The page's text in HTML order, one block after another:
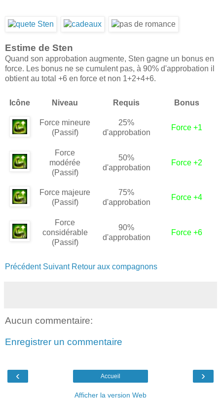
Estime de Sten
Quand son approbation augmente, Sten gagne un bonus en
force. Les bonus ne se cumulent pas, à 90% d'approbation il
obtient au total +6 en force et non 1+2+4+6.
Icône Niveau Requis Bonus
Force mineure
(Passif)
25%
d'approbation
Force +1
Force
modérée
(Passif)
50%
d'approbation
Force +2
Force majeure
(Passif)
75%
d'approbation
Force +4
Force
considérable
(Passif)
90%
d'approbation
Force +6
Précédent Suivant Retour aux compagnons
Aucun commentaire:
Enregistrer un commentaire
‹ ›
Accueil
Afficher la version Web